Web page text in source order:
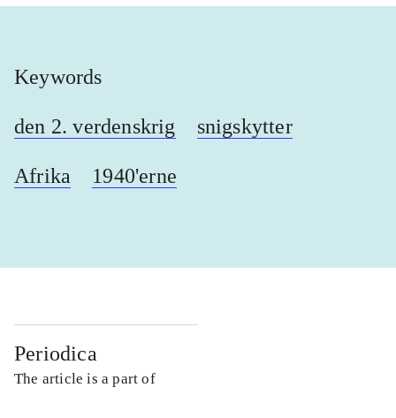
Keywords
den 2. verdenskrig snigskytter
Afrika 1940'erne
Periodica
The article is a part of